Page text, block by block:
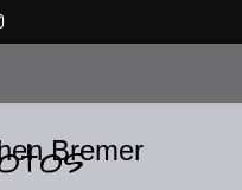
Bremer